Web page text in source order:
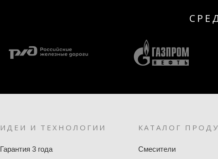
ИДЕИ И ТЕХНОЛОГИИ
Гарантия 3 года
КАТАЛОГ
Смесители